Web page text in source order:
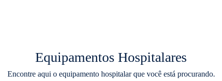
Equipamentos Hospitalares
Encontre aqui o equipamento hospitalar que você está procurando.